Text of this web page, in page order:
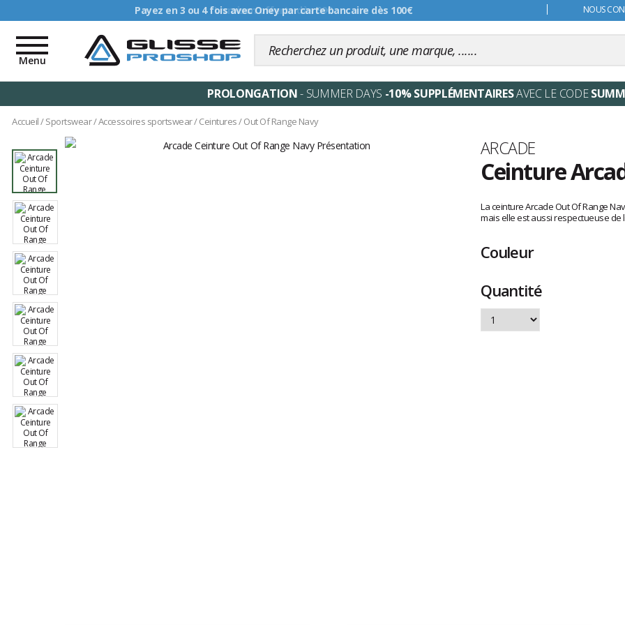
Livraison offerte dès 99€ NOUS
Toggle
navigation
Menu
PROLONGATION- SUMMER DAYS -10% SUPPLÉMENTAIRESAVEC LE CODE
Accueil/Sportswear/Accessoires sportswear/Ceintures/Out Of Range Navy
Marque
ARCADE
Ceinture
avis
clients
La ceinture Arcade Out Of Range
mais elle est aussi respectueuse de
Couleur
Quantité